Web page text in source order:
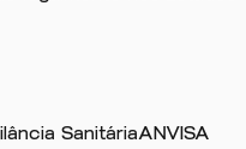
SanitáriaANVISA